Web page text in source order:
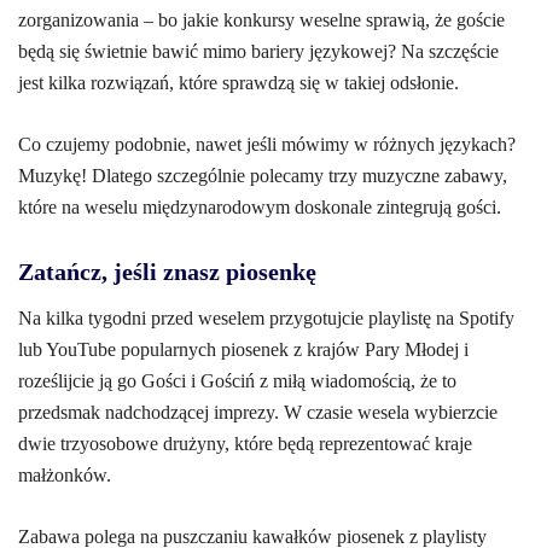
zorganizowania – bo jakie konkursy weselne sprawią, że goście
będą się świetnie bawić mimo bariery językowej? Na szczęście
jest kilka rozwiązań, które sprawdzą się w takiej odsłonie.
Co czujemy podobnie, nawet jeśli mówimy w różnych językach?
Muzykę! Dlatego szczególnie polecamy trzy muzyczne zabawy,
które na weselu międzynarodowym doskonale zintegrują gości.
Zatańcz, jeśli znasz piosenkę
Na kilka tygodni przed weselem przygotujcie playlistę na Spotify
lub YouTube popularnych piosenek z krajów Pary Młodej i
roześlijcie ją go Gości i Gościń z miłą wiadomością, że to
przedsmak nadchodzącej imprezy. W czasie wesela wybierzcie
dwie trzyosobowe drużyny, które będą reprezentować kraje
małżonków.
Zabawa polega na puszczaniu kawałków piosenek z playlisty